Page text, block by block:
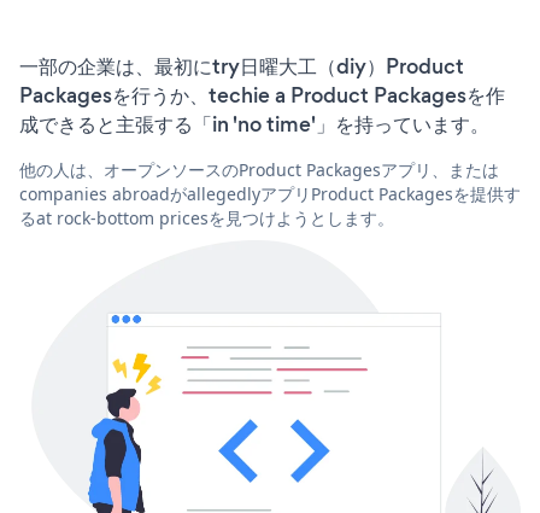
一部の企業は、最初にtry日曜大工（diy）Product
Packagesを行うか、techie a Product Packagesを作
成できると主張する「in 'no time'」を持っています。
他の人は、オープンソースのProduct Packagesアプリ、または
companies abroadがallegedlyアプリProduct Packagesを提供す
るat rock-bottom pricesを見つけようとします。